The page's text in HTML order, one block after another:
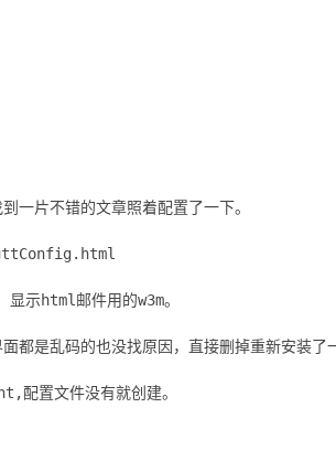
一片不错的文章照着配置了一下。
示html邮件用的w3m。
都是乱码的也没找原因，直接删掉重新安装了
置文件没有就创建。